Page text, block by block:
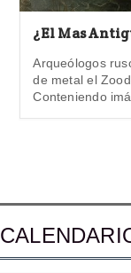
¿El Mas
Arqueólogos
de metal el
Conteniendo